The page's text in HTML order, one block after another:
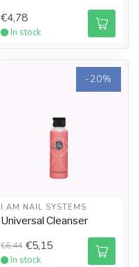
€4,78
In stock
-20%
I.AM NAIL SYSTEMS
Universal Cleanser
€6,44 €5,15
In stock